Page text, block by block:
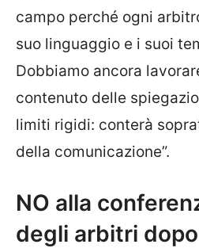
campo perché ogni
suo linguaggio e i suoi
Dobbiamo ancora
contenuto delle
limiti rigidi: conterà
della comunicazione”.
NO alla
degli arbitri